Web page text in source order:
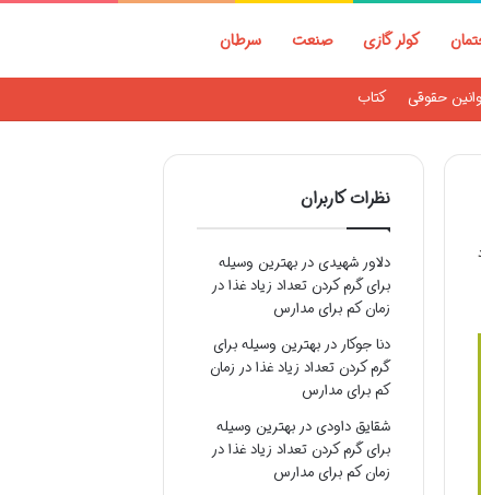
کولر گازی صنعت سرطان
حقوقی کتاب
نظرات کاربران
دلاور شهیدیدر بهترین وسیله
برای گرم کردن تعداد زیاد غذا در
زمان کم برای مدارس
دنا جوکار در بهترین وسیله برای
گرم کردن تعداد زیاد غذا در زمان
کم برای مدارس
شقایق داودیدر بهترین وسیله
برای گرم کردن تعداد زیاد غذا در
زمان کم برای مدارس